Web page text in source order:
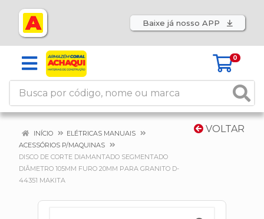
Baixe já nosso APP
0
VOLTAR
INÍCIO
ELÉTRICAS MANUAIS
ACESSÓRIOS P/MAQUINAS
DISCO DE CORTE DIAMANTADO SEGMENTADO
DIÂMETRO 105MM FURO 20MM PARA GRANITO D-
44351 MAKITA